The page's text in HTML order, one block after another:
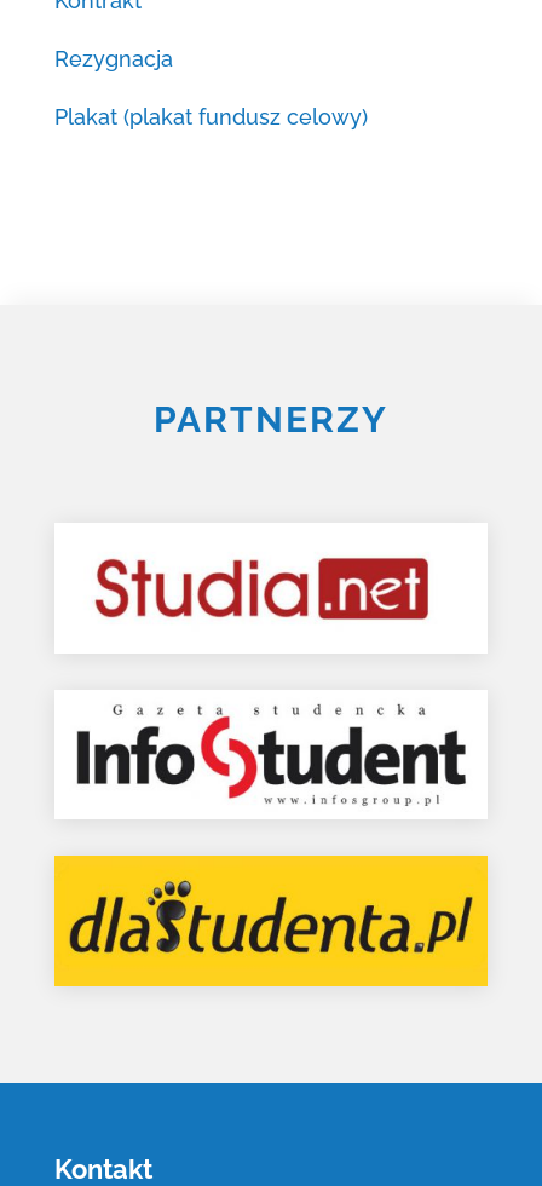
Rezygnacja
Plakat (plakat fundusz celowy)
PARTNERZY
Kontakt